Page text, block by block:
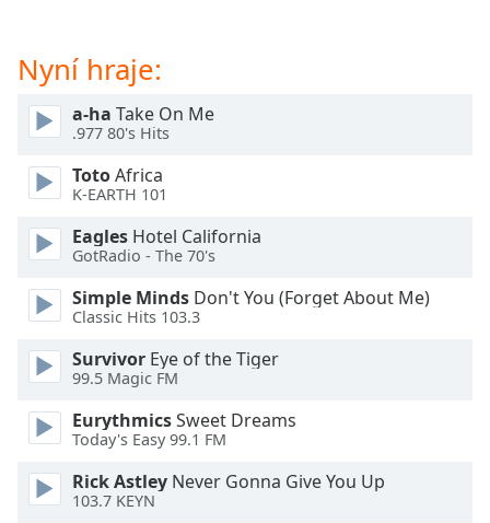
window.
and
close
window.
Text
Color
Opacity
Text
Background
Color
Nyní hraje:
a-ha Take On Me
.977 80's Hits
TotoAfrica
K-EARTH 101
Eagles Hotel California
GotRadio - The 70's
Simple Minds Don't You (Forget About Me)
Classic Hits 103.3
Survivor Eye of the Tiger
99.5 Magic FM
EurythmicsSweet Dreams
Today's Easy 99.1 FM
Rick Astley Never Gonna Give You Up
103.7 KEYN